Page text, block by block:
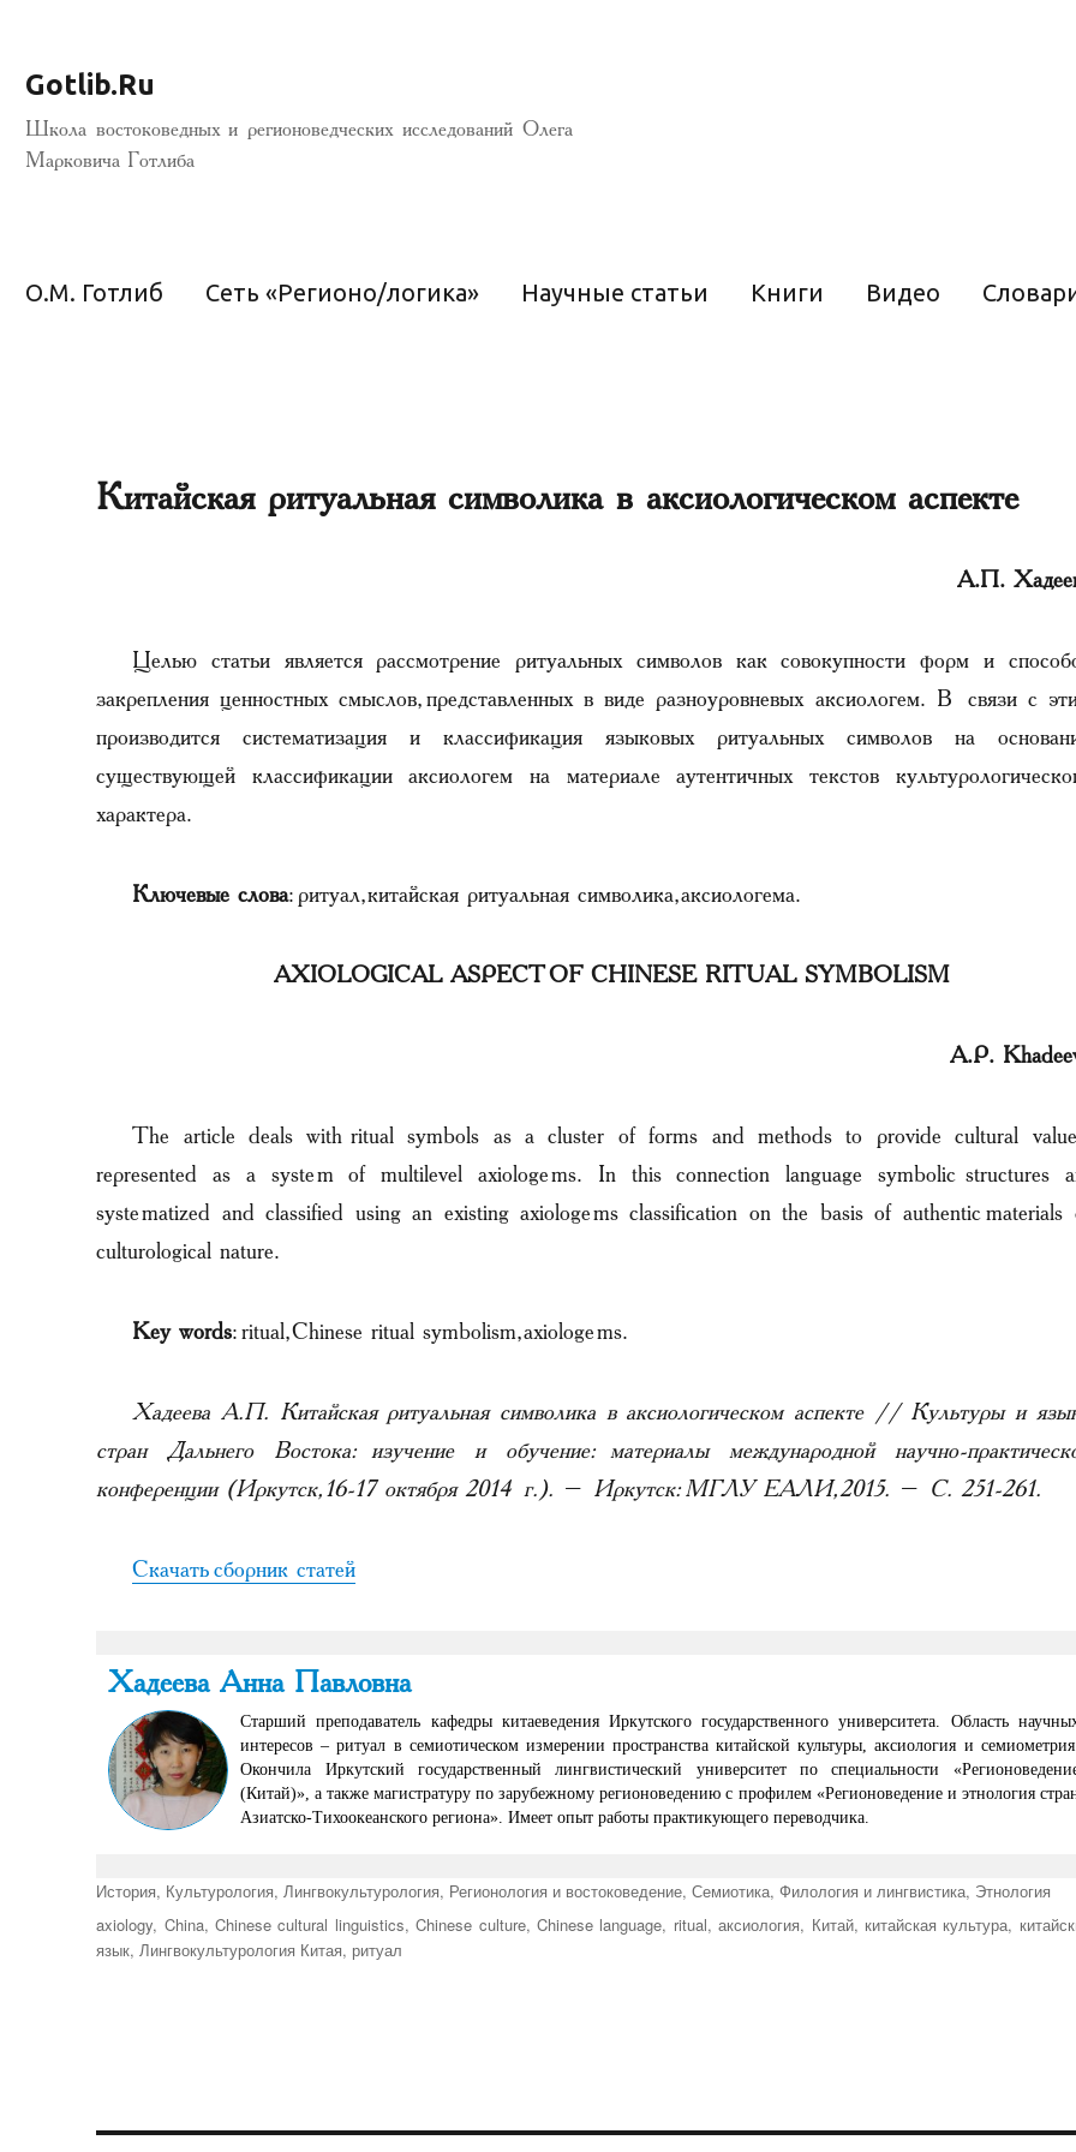
Gotlib.Ru
Школа востоковедных и регионоведческих исследований Олега
Марковича Готлиба
О.М. Готлиб Сеть «Регионо/логика» Научные статьи Книги Видео
Китайская ритуальная символика в аксиологическом аспекте
А.П.
Целью статьи является рассмотрение ритуальных символов как совокупности форм и
закрепления ценностных смыслов, представленных в виде разноуровневых аксиологем. В связи с
производится систематизация и классификация языковых ритуальных символов на
существующей классификации аксиологем на материале аутентичных текстов
характера.
Ключевые слова: ритуал, китайская ритуальная символика, аксиологема.
AXIOLOGICAL ASPECT OF CHINESE RITUAL SYMBOLISM
A.P.
The article deals with ritual symbols as a cluster of forms and methods to provide cultural
represented as a system of multilevel axiologems. In this connection language symbolic structures
systematized and classified using an existing axiologems classification on the basis of authentic materials
culturological nature.
Key words: ritual, Chinese ritual symbolism, axiologems.
Хадеева А.П. Китайская ритуальная символика в аксиологическом аспекте // Культуры и
стран Дальнего Востока: изучение и обучение: материалы международной научно-
конференции (Иркутск, 16-17 октября 2014 г.). – Иркутск: МГЛУ ЕАЛИ, 2015. – C. 251-261.
Скачать сборник статей
Хадеева Анна Павловна
Старший преподаватель кафедры китаеведения Иркутского государственного университета. Область
интересов – ритуал в семиотическом измерении пространства китайской культуры, аксиология и
Окончила Иркутский государственный лингвистический университет по специальности
(Китай)», а также магистратуру по зарубежному регионоведению с профилем «Регионоведение и этнология
Азиатско-Тихоокеанского региона». Имеет опыт работы практикующего переводчика.
Рубрики
История, Культурология,Лингвокультурология, Регионология и востоковедение,Семиотика,Филология и лингвистика, Этнология
Метки
axiology, China, Chinese cultural linguistics,Chinese culture, Chinese language, ritual,аксиология, Китай, китайская культура,
язык,Лингвокультурология Китая, ритуал